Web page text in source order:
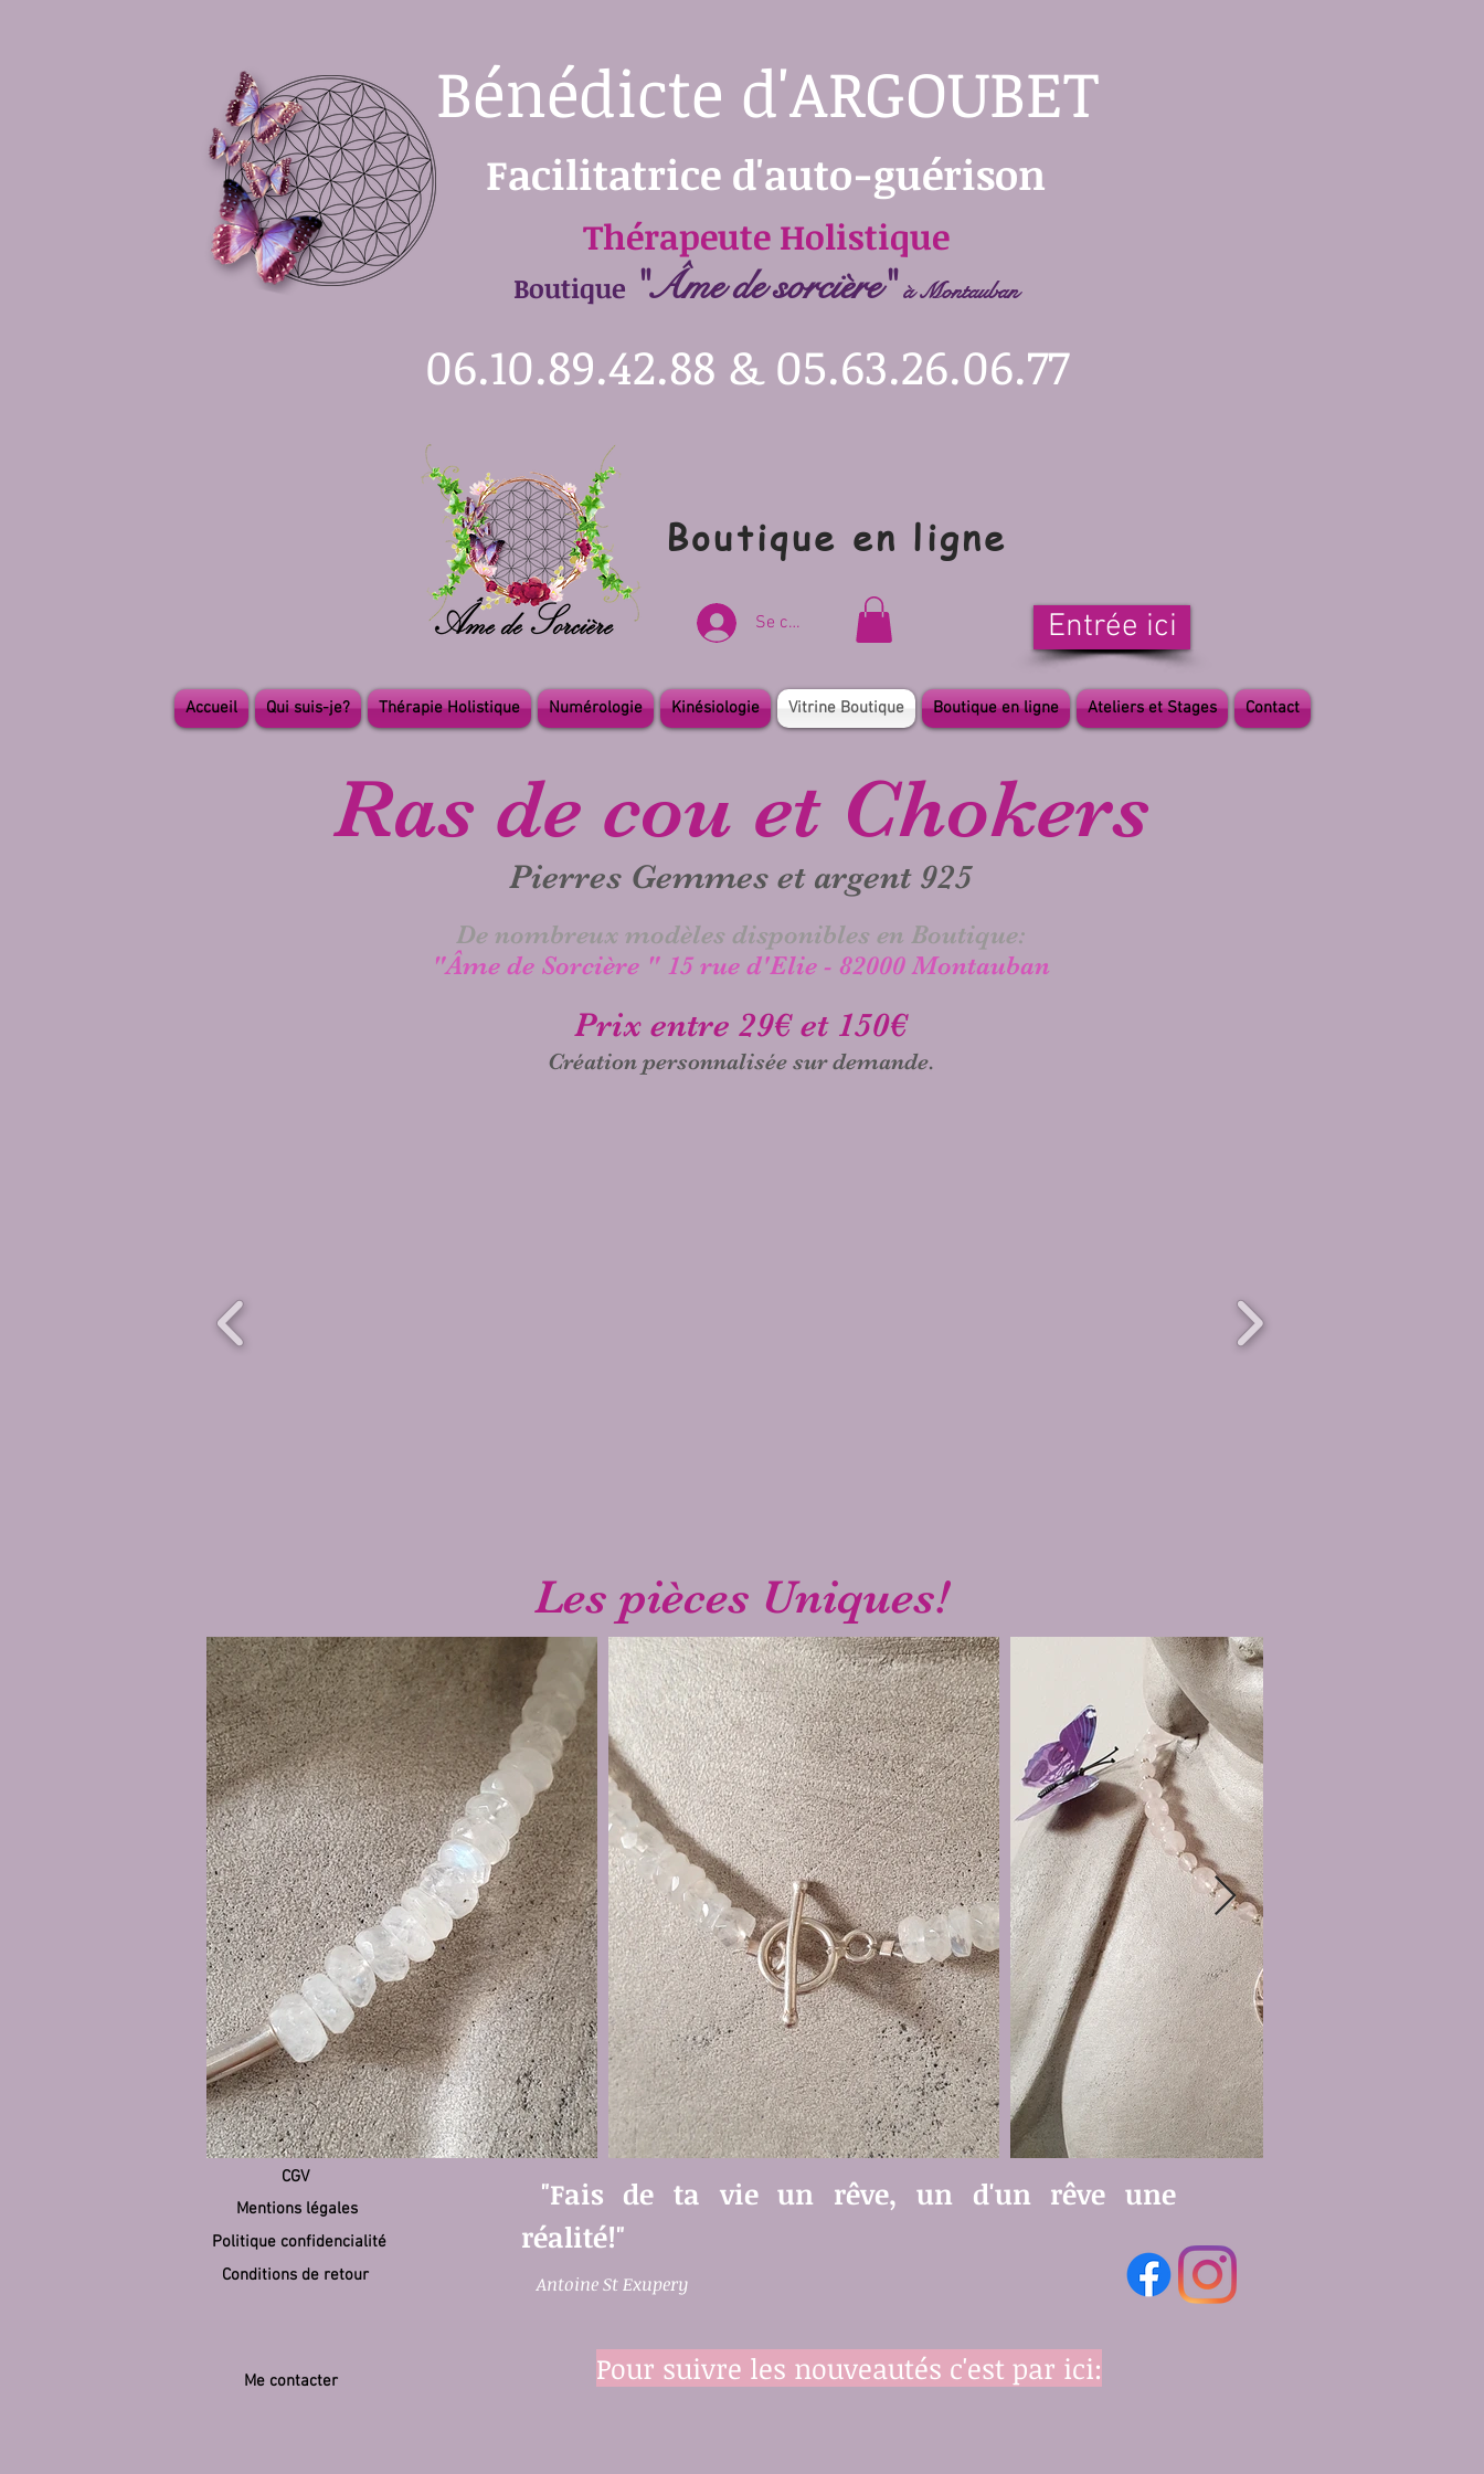
Bénédicte d'ARGOUBET
Facilitatrice d'auto-guérison
Thérapeute Holistique
Boutique "Âme de sorcière"à Montauban
06.10.89.42.88 & 05.63.26.06.77
Boutique en ligne
Se connecter Entrée ici
Accueil Qui suis-je? Thérapie Holistique Numérologie Kinésiologie Vitrine Boutique Boutique en ligne Ateliers et Stages Contact
Ras de cou et Chokers
Pierres Gemmes et argent 925
De nombreux modèles disponibles en Boutique:
"Âme de Sorcière " 15 rue d'Elie - 82000 Montauban
Prix entre 29€ et 150€
Création personnalisée sur demande.
Les pièces Uniques!
CGV
Mentions légales
Politique confidencialité
Conditions de retour
Me contacter
"Fais de ta vie un rêve, un d'un rêve une
réalité!"
Antoine St Exupery
Pour suivre les nouveautés c'est par ici: